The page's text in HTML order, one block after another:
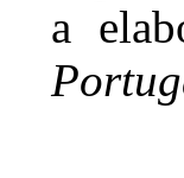
a